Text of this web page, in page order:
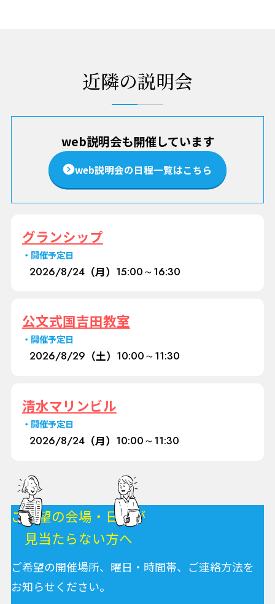
近隣の説明会
web説明会も開催しています
web説明会の日程一覧はこちら
グランシップ
開催予定日
2026/8/24（月） 15:00～16:30
公文式国吉田教室
開催予定日
2026/8/29 （土） 10:00～11:30
清水マリンビル
開催予定日
2026/8/24（月） 10:00～11:30
ご希望の会場・日程が
見当たらない方へ
ご希望の開催場所、曜日・時間帯、ご連絡方法を
お知らせください。